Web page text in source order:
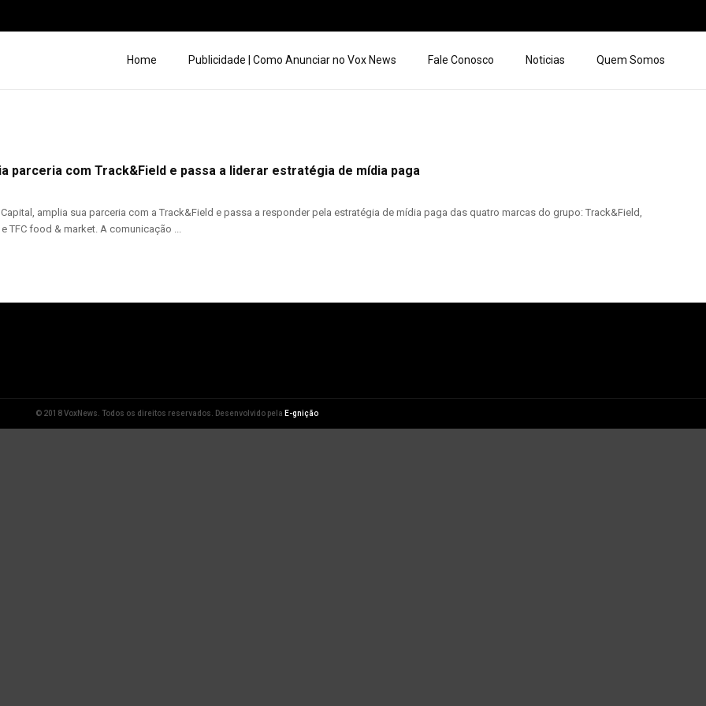
Home Publicidade | Como Anunciar no Vox News Fale Conosco Noticias Quem Somos
parceria com Track&Field e passa a liderar estratégia de mídia paga
amplia sua parceria com a Track&Field e passa a responder pela estratégia de mídia paga das quatro marcas do grupo: Track&Field,
TFC food & market. A comunicação ...
© 2018 VoxNews. Todos os direitos reservados. Desenvolvido pela E-gnição